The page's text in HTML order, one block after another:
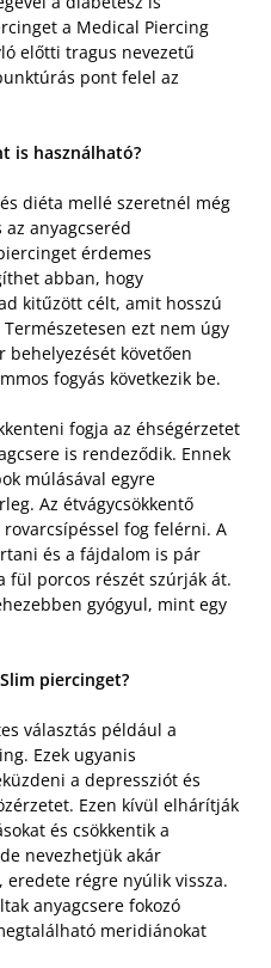
a Medical Piercing
előtti tragus nevezetű
pont felel az
is használható?
diéta mellé szeretnél még
anyagcseréd
érdemes
abban, hogy
kitűzött célt, amit hosszú
ezt nem úgy
behelyezését követően
fogyás következik be.
fogja az éhségérzetet
is rendeződik. Ennek
múlásával egyre
Az étvágycsökkentő
fog felérni. A
és a fájdalom is pár
fül porcos részét szúrják át.
gyógyul, mint egy
piercinget?
választás például a
Ezek ugyanis
a depressziót és
Ezen kívül elhárítják
és csökkentik a
nevezhetjük akár
eredete régre nyúlik vissza.
anyagcsere fokozó
meridiánokat